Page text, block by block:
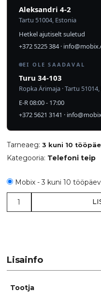
Aleksandri 4-2
Tartu 51004, Estonia
Hetkel ajutiselt suletud
+372 5225 384·
EI OLE SAADAVAL
Turu 34-103
Ropka Ärimaja · Tartu
E-R 08:00 - 17:00
+372 5621 3141 ·
Tarneaeg: 3 kuni 10
Kategooria: Telefoni teip
Mobix - 3 kuni 10
teip,
DECO
Lisainfo
Tootja